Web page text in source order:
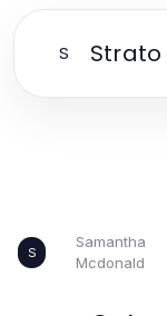
S
S
Samantha
Mcdonald